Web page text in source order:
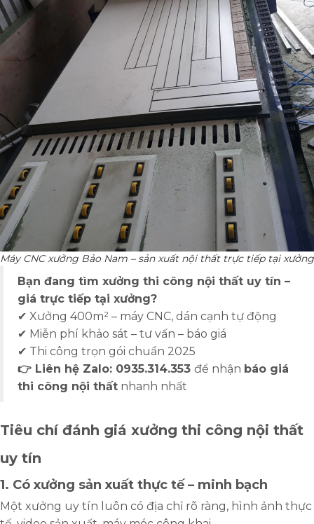
Máy CNC xưởng Bảo Nam – sản xuất nội thất trực tiếp tại xưởng
Bạn đang tìm xưởng thi công nội thất uy tín –
giá trực tiếp tại xưởng?
✔ Xưởng 400m² – máy CNC, dán cạnh tự động
✔ Miễn phí khảo sát – tư vấn – báo giá
✔ Thi công trọn gói chuẩn 2025
👉 Liên hệ Zalo: 0935.314.353 để nhận báo giá
thi công nội thất nhanh nhất
Tiêu chí đánh giá xưởng thi công nội thất
uy tín
1. Có xưởng sản xuất thực tế – minh bạch
Một xưởng uy tín luôn có địa chỉ rõ ràng, hình ảnh thực